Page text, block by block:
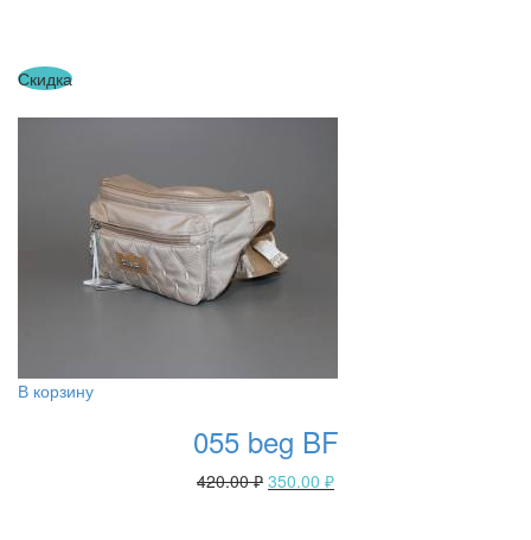
Скидка
В корзину
055 beg BF
420.00₽ 350.00 ₽